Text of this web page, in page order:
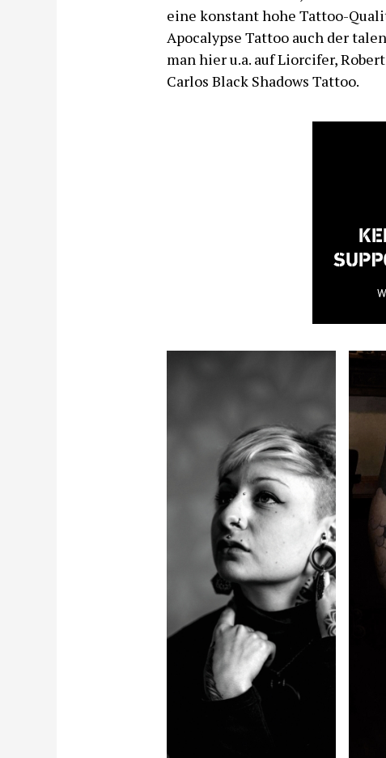
eine konstant hohe Tattoo-
Apocalypse Tattoo auch der
man hier u.a. auf Liorcifer,
Carlos Black Shadows Tattoo.